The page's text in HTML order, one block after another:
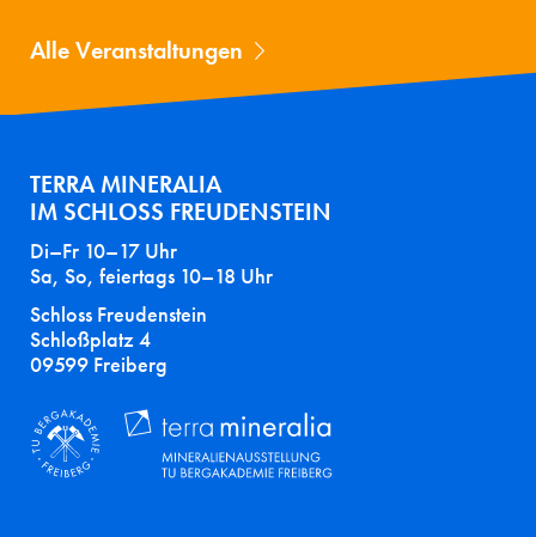
Alle Veranstaltungen
TERRA MINERALIA
IM SCHLOSS FREUDENSTEIN
Di–Fr 10–17 Uhr
Sa, So, feiertags 10–18 Uhr
Schloss Freudenstein
Schloßplatz 4
09599 Freiberg